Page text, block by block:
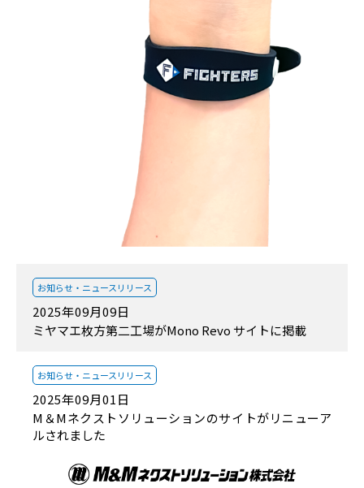
2025年09月09日
お知らせ・ ニュースリリース
ミヤマエ枚方第二工場がMono Revo サイトに掲載
2025年09月01日
お知らせ・ ニュースリリース
M＆Mネクストソリューションのサイトがリニューア
ルされました